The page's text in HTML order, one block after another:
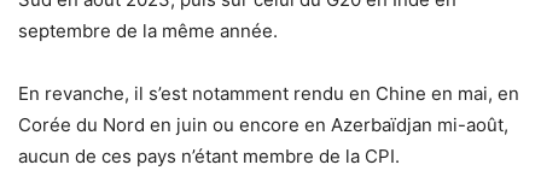
septembre de la même année.
En revanche, il s’est notamment rendu en Chine en mai, en
Corée du Nord en juin ou encore en Azerbaïdjan mi-août,
aucun de ces pays n’étant membre de la CPI.